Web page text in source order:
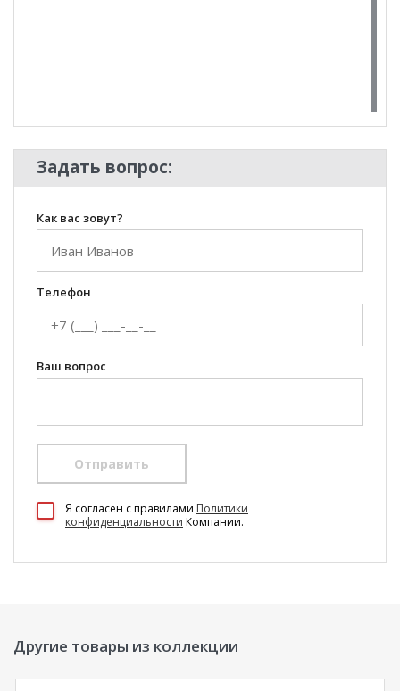
Задать вопрос:
Как вас зовут?
Телефон
Ваш вопрос
Отправить
Я согласен c правилами Политики
конфиденциальности Компании.
Другие товары из коллекции